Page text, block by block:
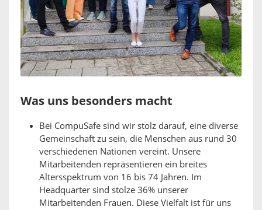
Was uns besonders macht
Bei CompuSafe sind wir stolz darauf, eine diverse
Gemeinschaft zu sein, die Menschen aus rund 30
verschiedenen Nationen vereint. Unsere
Mitarbeitenden repräsentieren ein breites
Altersspektrum von 16 bis 74 Jahren. Im
Headquarter sind stolze 36% unserer
Mitarbeitenden Frauen. Diese Vielfalt ist für uns